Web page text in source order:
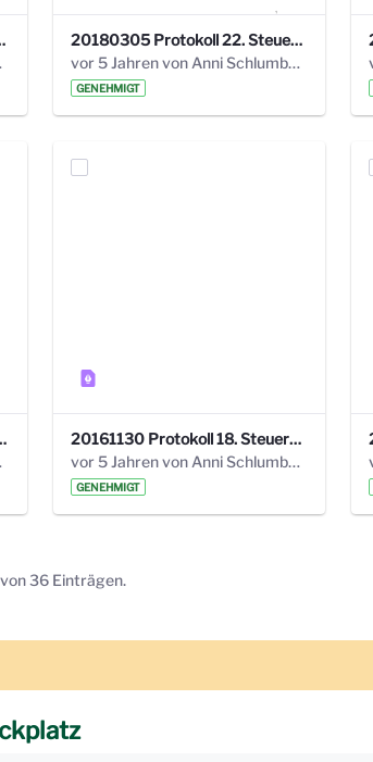
20180305 Protokoll 22. Steuerungskreis.pdf
vor 5 Jahren von Anni Schlumberger
GENEHMIGT
20161130 Protokoll 18. Steuerungskreis.pdf
vor 5 Jahren von Anni Schlumberger
GENEHMIGT
36 Einträgen.